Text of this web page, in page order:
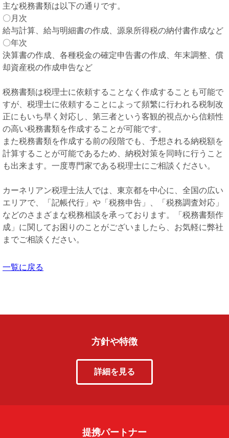
主な税務書類は以下の通りです。
〇月次
給与計算、給与明細書の作成、源泉所得税の納付書作成など
〇年次
決算書の作成、各種税金の確定申告書の作成、年末調整、償
却資産税の作成申告など
税務書類は税理士に依頼することなく作成することも可能で
すが、税理士に依頼することによって頻繁に行われる税制改
正にもいち早く対応し、第三者という客観的視点から信頼性
の高い税務書類を作成することが可能です。
また税務書類を作成する前の段階でも、予想される納税額を
計算することが可能であるため、納税対策を同時に行うこと
も出来ます。一度専門家である税理士にご相談ください。
カーネリアン税理士法人では、東京都を中心に、全国の広い
エリアで、「記帳代行」や「税務申告」、「税務調査対応」
などのさまざまな税務相談を承っております。「税務書類作
成」に関してお困りのことがございましたら、お気軽に弊社
までご相談ください。
一覧に戻る
方針や特徴
詳細を見る
提携パートナー